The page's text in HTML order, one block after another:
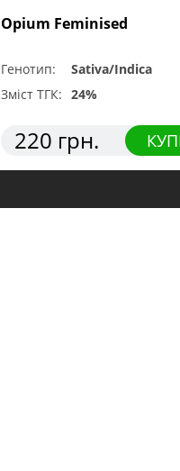
Opium Feminised
Генотип:
Sativa/Indica
Зміст ТГК: 24%
220 грн.